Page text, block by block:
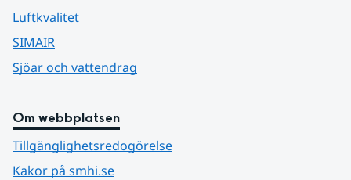
Luftkvalitet
SIMAIR
Sjöar och vattendrag
Om webbplatsen
Tillgänglighetsredogörelse
Kakor på smhi.se